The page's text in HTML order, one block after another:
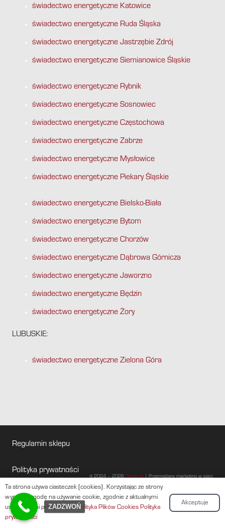
świadectwo energetyczne Katowice
świadectwo energetyczne Ruda Śląska
świadectwo energetyczne Jastrzębie Zdrój
świadectwo energetyczne Siemianowice Śląskie
świadectwo energetyczne Rybnik
świadectwo energetyczne Sosnowiec
świadectwo energetyczne Częstochowa
świadectwo energetyczne Zabrze
świadectwo energetyczne Mysłowice
świadectwo energetyczne Piekary Śląskie
świadectwo energetyczne Bielsko-Biała
świadectwo energetyczne Bytom
świadectwo energetyczne Chorzów
świadectwo energetyczne Dąbrowa Górnicza
świadectwo energetyczne Jaworzno
świadectwo energetyczne Będzin
świadectwo energetyczne Żory
LUBUSKIE:
świadectwo energetyczne Zielona Góra
Regulamin sklepu
Polityka prywatności
Baza wiedzy
@ 2024 – 2026Gogler.pl| Przemyślany marketing w sieci
ZADZWOŃ
Ta strona używa ciasteczek (cookies). Korzystając ze strony
wyrażasz zgodę na używanie cookie, zgodnie z aktualnymi
ustawieniami przeglądarki.Polityka Plików Cookies Polityka
prywatności
Akceptuje